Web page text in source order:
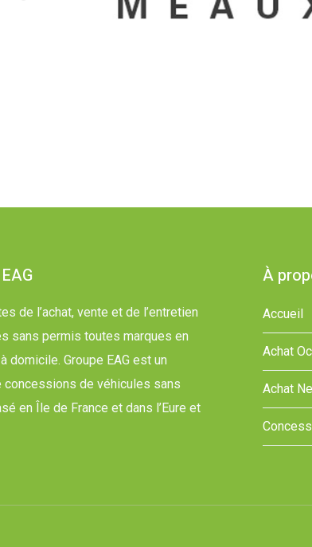
de l’achat, vente et de l’entretien
sans permis toutes marques en
domicile. Groupe EAG est un
concessions de véhicules sans
en Île de France et dans l’Eure et
À
Accueil
Achat
Achat